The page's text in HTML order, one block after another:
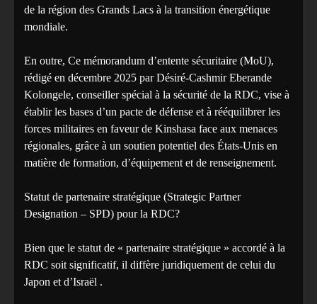
de la région des Grands Lacs à la transition énergétique
mondiale.
En outre, Ce mémorandum d’entente sécuritaire (MoU),
rédigé en décembre 2025 par Désiré-Cashmir Eberande
Kolongele, conseiller spécial à la sécurité de la RDC, vise à
établir les bases d’un pacte de défense et à rééquilibrer les
forces militaires en faveur de Kinshasa face aux menaces
régionales, grâce à un soutien potentiel des États-Unis en
matière de formation, d’équipement et de renseignement.
Statut de partenaire stratégique (Strategic Partner
Designation – SPD) pour la RDC?
Bien que le statut de « partenaire stratégique » accordé à la
RDC soit significatif, il diffère juridiquement de celui du
Japon et d’Israël .